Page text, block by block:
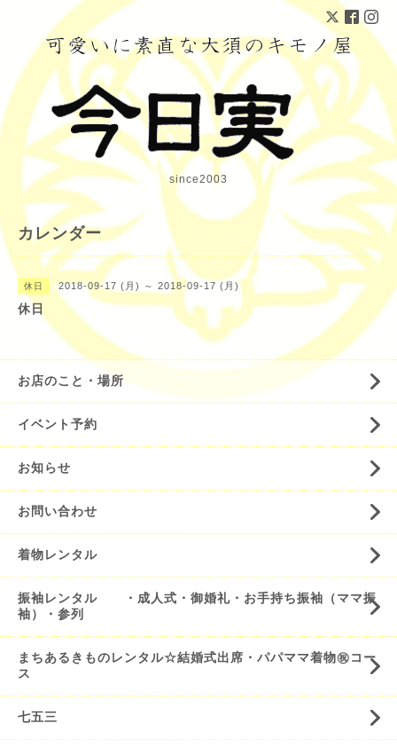
since2003
カレンダー
休日 2018-09-17 (月) ～ 2018-09-17 (月)
休日
お店のこと・場所
イベント予約
お知らせ
お問い合わせ
着物レンタル
振袖レンタル ・成人式・御婚礼・お手持ち振袖（ママ振
袖）・参列
まちあるきものレンタル☆結婚式出席・パパママ着物㊗️コー
ス
七五三